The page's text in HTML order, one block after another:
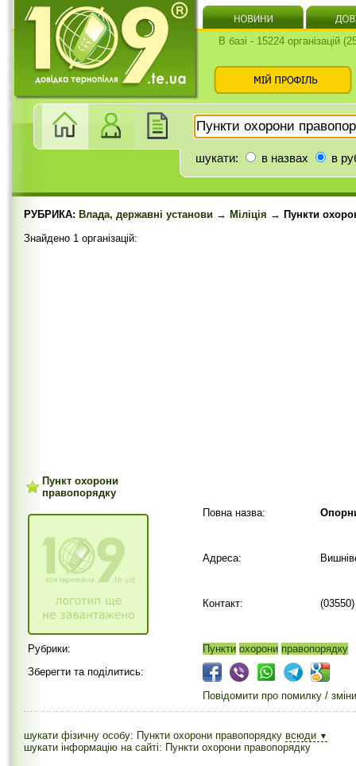
В базі - 15224 організацій
шукати: в назвах в
РУБРИКА: Влада, державні установи → Міліція → Пункти
Знайдено 1 організацій:
Пункт охорони
правопорядку
Повна назва:
Адреса:
Контакт:
Рубрики: Пункти охорони правопорядку
Зберегти та поділитись:
Повідомити про помилку / зміни
шукати фізичну особу: Пункти охорони правопорядку всюди ▼
шукати інформацію на сайті: Пункти охорони правопорядку